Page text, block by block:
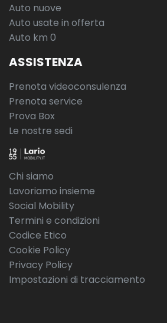
Auto nuove
Auto usate in offerta
Auto km 0
ASSISTENZA
Prenota videoconsulenza
Prenota service
Prova Box
Le nostre sedi
Chi siamo
Lavoriamo insieme
Social Mobility
Termini e condizioni
Codice Etico
Cookie Policy
Privacy Policy
Impostazioni di tracciamento